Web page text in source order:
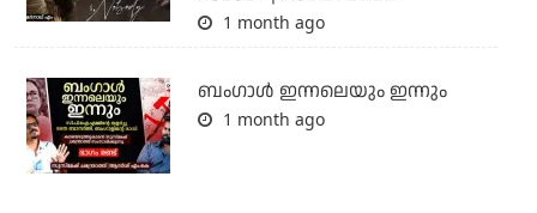
1 month ago
ബംഗാള്‍ ഇന്നലെയും ഇന്നും
1 month ago